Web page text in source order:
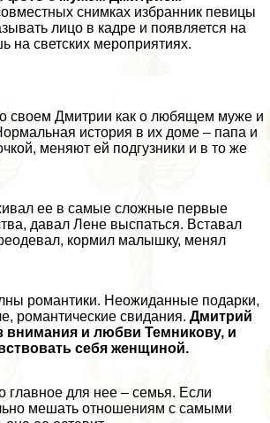
снимках избранник певицы
лицо в кадре и появляется на
на светских мероприятиях.
своем Дмитрии как о любящем муже и
история в их доме – папа и
меняют ей подгузники и в то же
ее в самые сложные первые
давал Лене выспаться. Вставал
кормил малышку, менял
романтики. Неожиданные подарки,
романтические свидания. Дмитрий
внимания и любви Темникову, и
себя женщиной.
главное для нее – семья. Если
мешать отношениям с самыми